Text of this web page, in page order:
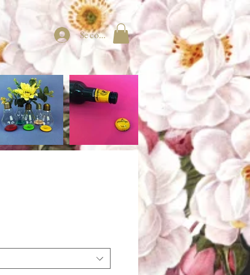
Se connecter